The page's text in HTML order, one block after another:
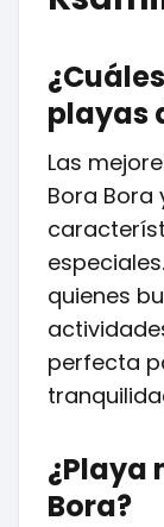
playas
Las
Bora Bora
quienes
perfecta
¿Playa
Bora?